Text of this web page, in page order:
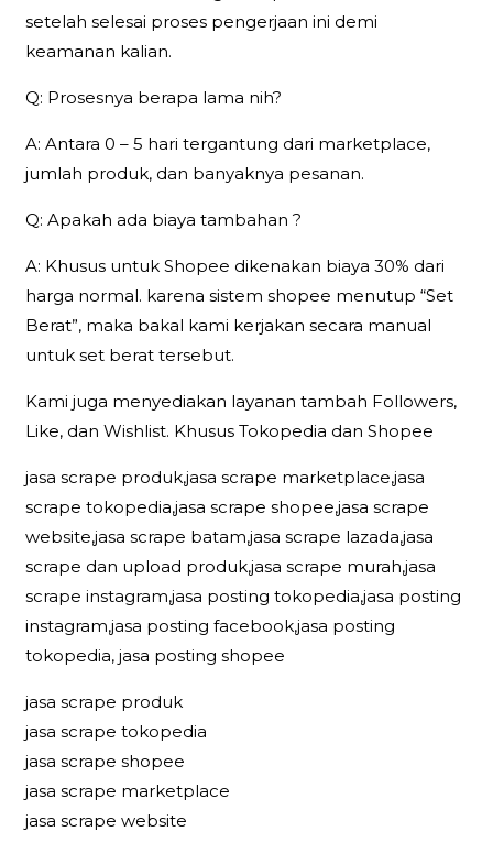
setelah selesai proses pengerjaan ini demi
keamanan kalian.
Q: Prosesnya berapa lama nih?
A: Antara 0 – 5 hari tergantung dari marketplace,
jumlah produk, dan banyaknya pesanan.
Q: Apakah ada biaya tambahan ?
A: Khusus untuk Shopee dikenakan biaya 30% dari
harga normal. karena sistem shopee menutup “Set
Berat”, maka bakal kami kerjakan secara manual
untuk set berat tersebut.
Kami juga menyediakan layanan tambah Followers,
Like, dan Wishlist. Khusus Tokopedia dan Shopee
jasa scrape produk,jasa scrape marketplace,jasa
scrape tokopedia,jasa scrape shopee,jasa scrape
website,jasa scrape batam,jasa scrape lazada,jasa
scrape dan upload produk,jasa scrape murah,jasa
scrape instagram,jasa posting tokopedia,jasa posting
instagram,jasa posting facebook,jasa posting
tokopedia, jasa posting shopee
jasa scrape produk
jasa scrape tokopedia
jasa scrape shopee
jasa scrape marketplace
jasa scrape website